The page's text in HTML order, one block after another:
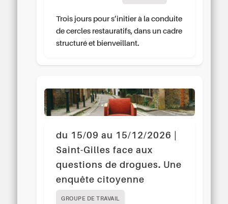
Trois jours pour s’initier à la conduite
de cercles restauratifs, dans un cadre
structuré et bienveillant.
du 15/09 au 15/12/2026 |
Saint-Gilles face aux
questions de drogues. Une
enquête citoyenne
GROUPE DE TRAVAIL